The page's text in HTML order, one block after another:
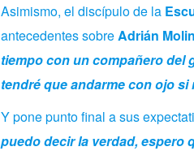
Asimismo, el discípulo de la
antecedentes sobreAdrián
tiempo con un compañero del
tendré que andarme con ojo
Y pone punto final a sus
puedo decir la verdad, espero